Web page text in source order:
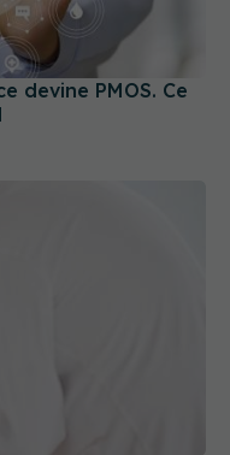
devine PMOS. Ce
Morariu: Se